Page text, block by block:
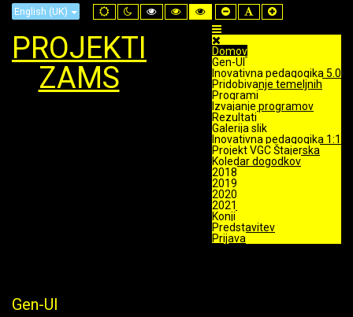
English (UK)
Default
mode
Night
mode
High
Contrast
High
Contrast
High
Contrast
Yellow
Black
mode
Set
SmallerDefault
Set
Larger
PROJEKTI
ZAMS
Domov
Gen-UI
Inovativna pedagogika 5.0
Pridobivanje temeljnih
Programi
Izvajanje programov
Rezultati
Galerija slik
Inovativna pedagogika 1:1
Projekt VGC Štajerska
Koledar dogodkov
2018
2019
2020
2021
Konji
Predstavitev
Prijava
Gen-UI